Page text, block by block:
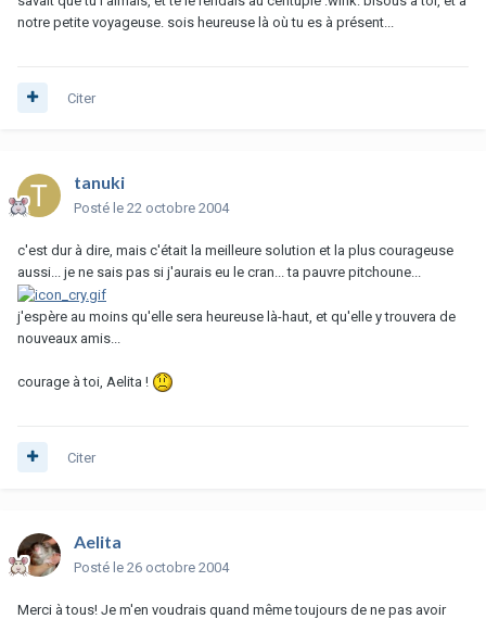
notre petite voyageuse. sois heureuse là où tu es à présent...
Citer
tanuki
Posté le 22 octobre 2004
c'est dur à dire, mais c'était la meilleure solution et la plus courageuse
aussi... je ne sais pas si j'aurais eu le cran... ta pauvre pitchoune...
j'espère au moins qu'elle sera heureuse là-haut, et qu'elle y trouvera de
nouveaux amis...
courage à toi, Aelita !
Citer
Aelita
Posté le 26 octobre 2004
Merci à tous! Je m'en voudrais quand même toujours de ne pas avoir